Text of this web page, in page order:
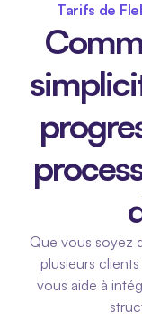
Tarifs de
Que vous soyez
plusieurs
vous aide à